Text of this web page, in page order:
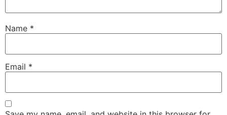
Name *
Email *